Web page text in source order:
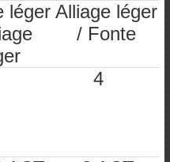
léger Alliage léger
/ Fonte
4